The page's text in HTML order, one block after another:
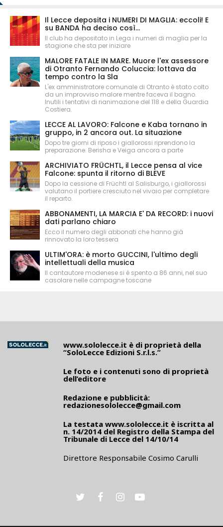
Il Lecce deposita i NUMERI DI MAGLIA: eccoli! E
su BANDA ha deciso così...
Il club ha depositato in Lega i numeri di maglia per la
stagione che sta per iniziare
MALORE FATALE IN MARE. Muore l'ex assessore
di Otranto Fernando Coluccia: lottava da
tempo contro la Sla
L'ex amministratore comunale di Otranto è stato colto
da un improvviso malore mentre faceva il bagno.
Inutili i tentativi di rianimazione del 118 e della Guardia
Costiera.
LECCE AL LAVORO: Falcone e Kaba tornano in
gruppo, in 2 ancora out. La situazione
Dopo tre giorni di riposo i giallorossi riprendono la
preparazione. Berisha e Veiga ancora a parte
ARCHIVIATO FRÜCHTL, il Lecce pensa al vice
Falcone: spunta il ritorno di BLEVE
Dopo la cessione di Früchtl al Salisburgo, i giallorossi
valutano il portiere cresciuto nel vivaio per completare
il reparto.
ABBONAMENTI, LA MARCIA E' DA RECORD: i nuovi
dati parlano chiaro
Ecco il numero degli abbonati che hanno già
rinnovato la loro tessera
ULTIM'ORA: è morto GUCCINI, l'ultimo degli
intellettuali della musica
Il cantautore modenese si è spento a 86 anni, nel suo
casolare nelle campagne toscane
www.sololecce.it è di proprietà della
“SoloLecce Edizioni S.r.l.s.”
Le foto e i contenuti sono di proprietà
dell’editore
Redazione e pubblicità:
redazionesololecce@gmail.com
La testata www.sololecce.it è iscritta al
n. 14/2014 del Registro della Stampa del
Tribunale di Lecce del 14/10/14
Direttore Responsabile Cosimo Carulli